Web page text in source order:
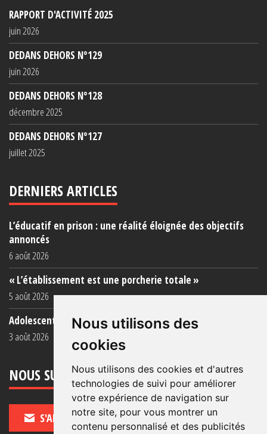
Nous utilisons des
cookies
Nous utilisons des cookies et d'autres
technologies de suivi pour améliorer
votre expérience de navigation sur
notre site, pour vous montrer un
contenu personnalisé et des publicités
RAPPORT D'ACTIVITÉ 2025
juin 2026
DEDANS DEHORS N°129
juin 2026
DEDANS DEHORS N°128
décembre 2025
DEDANS DEHORS N°127
juillet 2025
DERNIERS ARTICLES
L’éducatif en prison : une réalité éloignée des objectifs
annoncés
6 août 2026
« L’établissement est une porcherie totale »
5 août 2026
Adolescent·es incarcéré·es : une faillite collective
3 août 2026
NOUS SUIVRE
S'ABONNER